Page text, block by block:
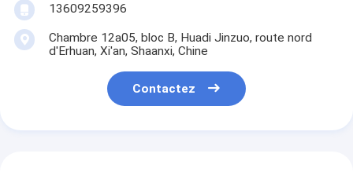
13609259396
Chambre 12a05, bloc B, Huadi Jinzuo, route nord
d'Erhuan, Xi'an, Shaanxi, Chine
Contactez